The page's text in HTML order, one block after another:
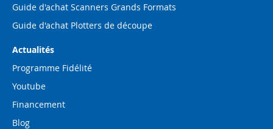
Guide d'achat Scanners Grands Formats
Guide d'achat Plotters de découpe
Actualités
Programme Fidélité
Youtube
Financement
Blog